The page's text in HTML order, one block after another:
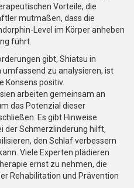
Vorteile, die
mutmaßen, dass die
Level im Körper anheben
führt.
gibt, Shiatsu in
zu analysieren, ist
Konsens positiv.
arbeiten gemeinsam an
das Potenzial dieser
Es gibt Hinweise
der Schmerzlinderung hilft,
den Schlaf verbessern
Viele Experten plädieren
ernst zu nehmen, die
Rehabilitation und Prävention